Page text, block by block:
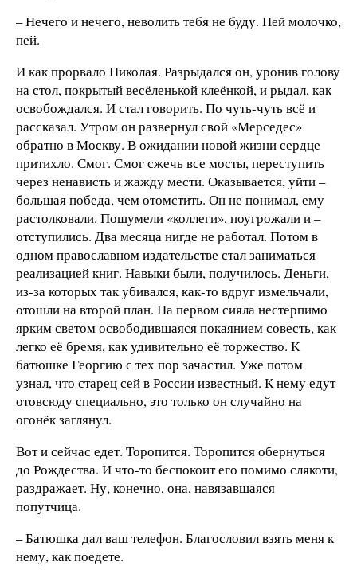
– Нечего и нечего, неволить тебя не буду. Пей молочко,
пей.
И как прорвало Николая. Разрыдался он, уронив голову
на стол, покрытый весёленькой клеёнкой, и рыдал, как
освобождался. И стал говорить. По чуть-чуть всё и
рассказал. Утром он развернул свой «Мерседес»
обратно в Москву. В ожидании новой жизни сердце
притихло. Смог. Смог сжечь все мосты, переступить
через ненависть и жажду мести. Оказывается, уйти –
большая победа, чем отомстить. Он не понимал, ему
растолковали. Пошумели «коллеги», поугрожали и –
отступились. Два месяца нигде не работал. Потом в
одном православном издательстве стал заниматься
реализацией книг. Навыки были, получилось. Деньги,
из-за которых так убивался, как-то вдруг измельчали,
отошли на второй план. На первом сияла нестерпимо
ярким светом освободившаяся покаянием совесть, как
легко её бремя, как удивительно её торжество. К
батюшке Георгию с тех пор зачастил. Уже потом
узнал, что старец сей в России известный. К нему едут
отовсюду специально, это только он случайно на
огонёк заглянул.
Вот и сейчас едет. Торопится. Торопится обернуться
до Рождества. И что-то беспокоит его помимо слякоти,
раздражает. Ну, конечно, она, навязавшаяся
попутчица.
– Батюшка дал ваш телефон. Благословил взять меня к
нему, как поедете.